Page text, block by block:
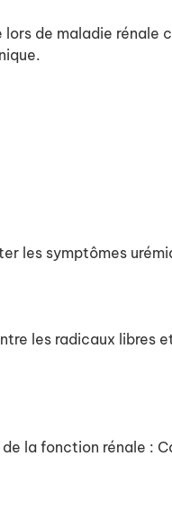
de maladie rénale
les symptômes
les radicaux libres
la fonction rénale :